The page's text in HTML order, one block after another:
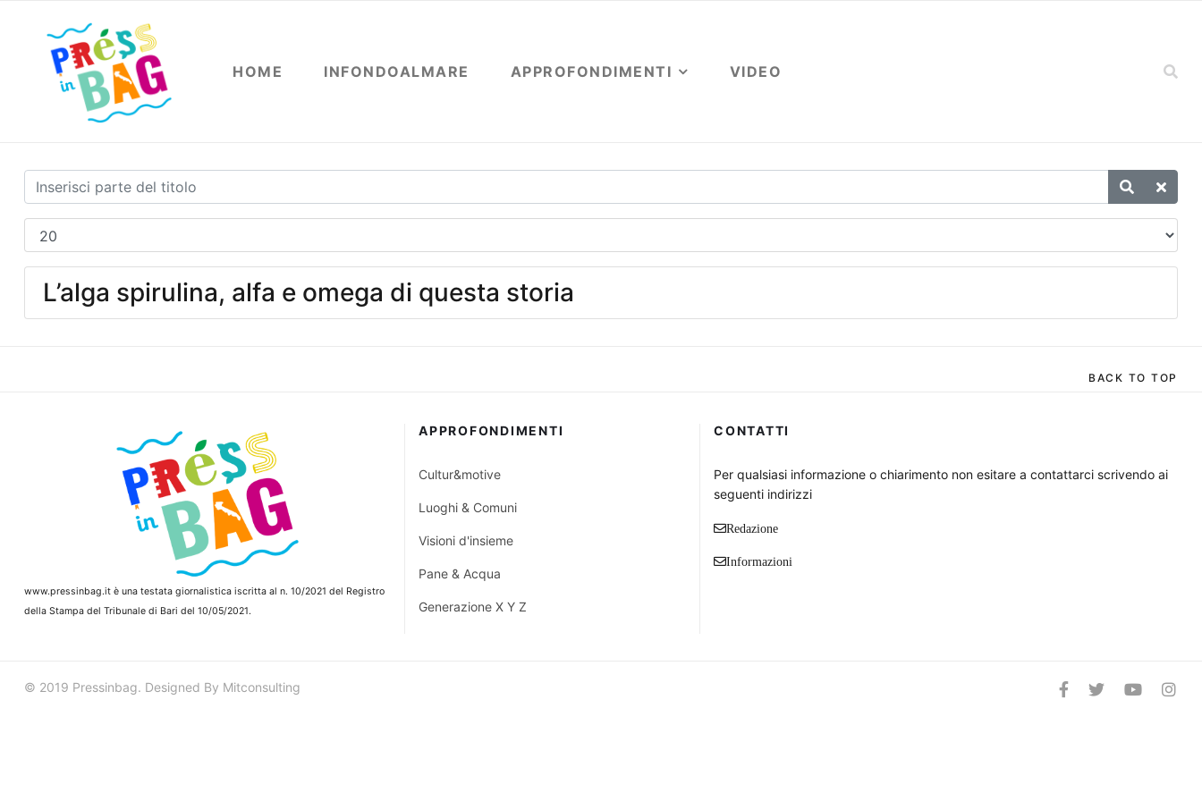
HOME INFONDOALMARE APPROFONDIMENTI VIDEO
L’alga spirulina, alfa e omega di questa storia
BACK TO TOP
www.pressinbag.it è una testata giornalistica iscritta al n. 10/2021 del Registro
della Stampa del Tribunale di Bari del 10/05/2021.
APPROFONDIMENTI
Cultur&motive
Luoghi & Comuni
Visioni d'insieme
Pane & Acqua
Generazione X Y Z
CONTATTI
Per qualsiasi informazione o chiarimento non esitare a contattarci scrivendo ai
seguenti indirizzi
Redazione
Informazioni
© 2019 Pressinbag. Designed By Mitconsulting